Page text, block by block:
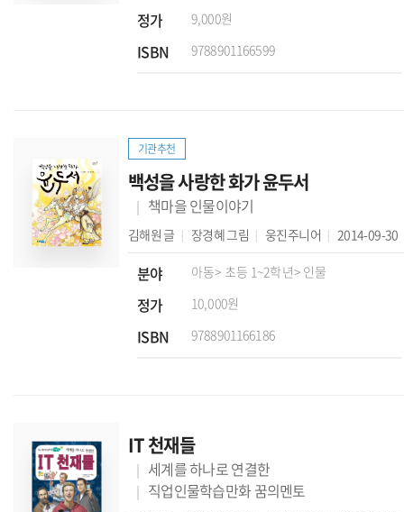
정가 9,000원
ISBN 9788901166599
기관추천
백성을 사랑한 화가 윤두서
책마을 인물이야기
김해원 글 장경혜그림 웅진주니어 2014-09-30
분야 아동> 초등 1~2학년> 인물
정가 10,000원
ISBN 9788901166186
IT 천재들
세계를 하나로 연결한
직업인물학습만화 꿈의멘토